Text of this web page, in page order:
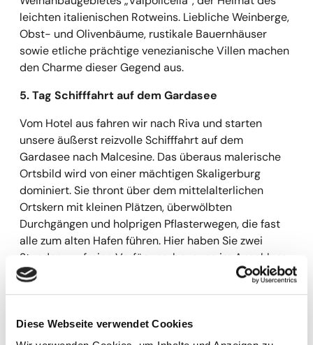
Diese Webseite verwendet Cookies
leichten italienischen Rotweins. Liebliche Weinberge,
Obst- und Olivenbäume, rustikale Bauernhäuser
sowie etliche prächtige venezianische Villen machen
den Charme dieser Gegend aus.
5. Tag Schifffahrt auf dem Gardasee
Vom Hotel aus fahren wir nach Riva und starten
unsere äußerst reizvolle Schifffahrt auf dem
Gardasee nach Malcesine. Das überaus malerische
Ortsbild wird von einer mächtigen Skaligerburg
dominiert. Sie thront über dem mittelalterlichen
Ortskern mit kleinen Plätzen, überwölbten
Durchgängen und holprigen Pflasterwegen, die fast
alle zum alten Hafen führen. Hier haben Sie zwei
Stunden zur freien Verfügung, bevor es im Anschluss
wieder mit dem Schiff über den See nach Limone
geht. Vom See aus eröffnet sich der einmalige Blick
am Fuß eines steilen Berghanges liegt. Wie
übereinander geschachtelt kleben hier die